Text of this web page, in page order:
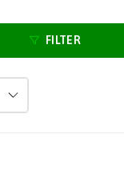
FILTER